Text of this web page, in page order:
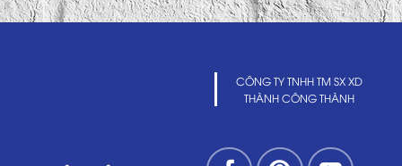
CÔNG TY TNHH TM SX XD
THÀNH CÔNG THÀNH